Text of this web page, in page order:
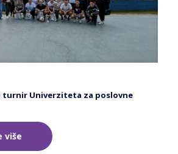
Univerziteta za poslovne
više